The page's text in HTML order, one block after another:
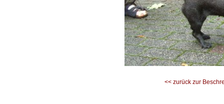
<< zurück zur